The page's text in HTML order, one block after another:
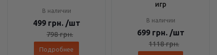
В наличии
499 грн. /шт
798грн.
Подробнее
игр
В наличии
699 грн. /шт
1118грн.